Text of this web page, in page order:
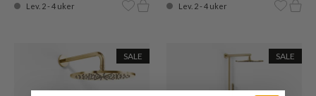
Lev. 2 - 4 uker Lev. 2 - 4 uker
SALE SALE